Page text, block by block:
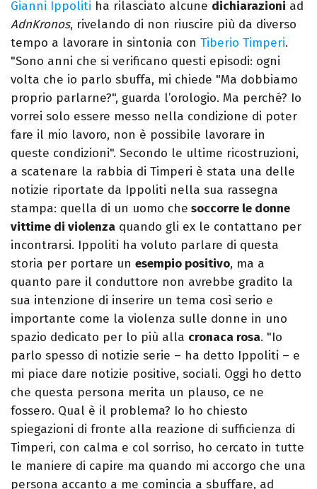
Gianni Ippoliti ha rilasciato alcune dichiarazioni ad
AdnKronos, rivelando di non riuscire più da diverso
tempo a lavorare in sintonia con Tiberio Timperi.
"Sono anni che si verificano questi episodi: ogni
volta che io parlo sbuffa, mi chiede "Ma dobbiamo
proprio parlarne?", guarda l’orologio. Ma perché? Io
vorrei solo essere messo nella condizione di poter
fare il mio lavoro, non è possibile lavorare in
queste condizioni". Secondo le ultime ricostruzioni,
a scatenare la rabbia di Timperi è stata una delle
notizie riportate da Ippoliti nella sua rassegna
stampa: quella di un uomo che soccorre le donne
vittime di violenza quando gli ex le contattano per
incontrarsi. Ippoliti ha voluto parlare di questa
storia per portare un esempio positivo, ma a
quanto pare il conduttore non avrebbe gradito la
sua intenzione di inserire un tema così serio e
importante come la violenza sulle donne in uno
spazio dedicato per lo più alla cronaca rosa. "Io
parlo spesso di notizie serie – ha detto Ippoliti – e
mi piace dare notizie positive, sociali. Oggi ho detto
che questa persona merita un plauso, ce ne
fossero. Qual è il problema? Io ho chiesto
spiegazioni di fronte alla reazione di sufficienza di
Timperi, con calma e col sorriso, ho cercato in tutte
le maniere di capire ma quando mi accorgo che una
persona accanto a me comincia a sbuffare, ad